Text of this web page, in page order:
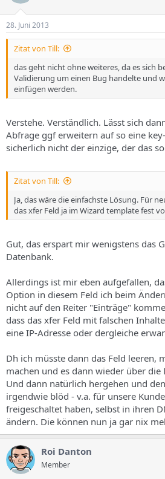
28. Juni 2013
Zitat von Till:
das geht nicht ohne weiteres, da es sich
Validierung um einen Bug handelte und
einfügen werden.
Verstehe. Verständlich. Lässt sich
Abfrage ggf erweitern auf so eine
sicherlich nicht der einzige, der das
Zitat von Till:
Ja, das wäre die einfachste Lösung. Für
das xfer Feld ja im Wizard template fest
Gut, das erspart mir wenigstens das
Datenbank.
Allerdings ist mir eben aufgefallen,
Option in diesem Feld ich beim
nicht auf den Reiter "Einträge"
dass das xfer Feld mit falschen
eine IP-Adresse oder dergleiche
Dh ich müsste dann das Feld leeren,
machen und es dann wieder über die
Und dann natürlich hergehen und
irgendwie blöd - v.a. für unsere
freigeschaltet haben, selbst in ihren
ändern. Die können nun ja gar nix
Roi Danton
Member